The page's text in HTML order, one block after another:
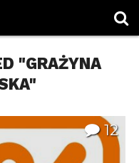
"GRAŻYNA
12